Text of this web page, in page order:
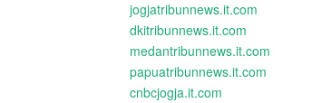
jogjatribunnews.it.com
dkitribunnews.it.com
medantribunnews.it.com
papuatribunnews.it.com
cnbcjogja.it.com